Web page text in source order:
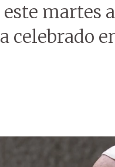
martes
celebrado